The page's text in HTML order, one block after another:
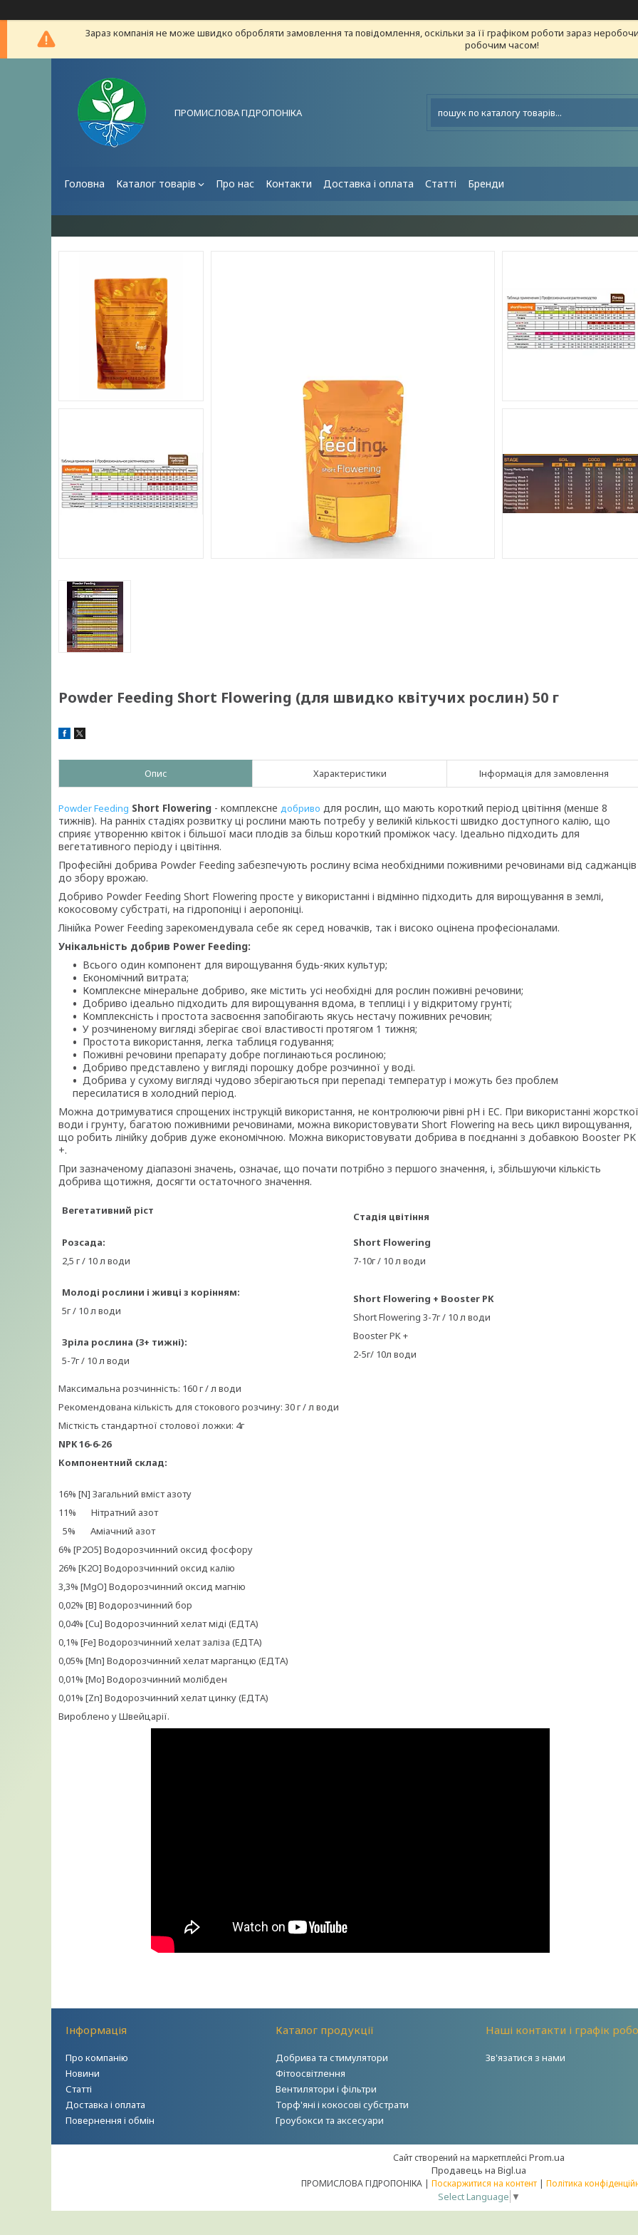
Зараз компанія не може швидко обробляти замовлення та повідомлення, оскільки за її графіком роботи зараз
робочим часом!
ПРОМИСЛОВА ГІДРОПОНІКА
Головна Каталог товарів Про нас Контакти Доставка і оплата Статті Бренди
Powder Feeding Short Flowering (для швидко квітучих рослин) 50 г
Опис Характеристики Інформація для замовлення
Powder Feeding Short Flowering - комплексне добриво для рослин, що мають короткий період цвітіння (менше 8
тижнів). На ранніх стадіях розвитку ці рослини мають потребу у великій кількості швидко доступного калію, що
сприяє утворенню квіток і більшої маси плодів за більш короткий проміжок часу. Ідеально підходить для
вегетативного періоду і цвітіння.
Професійні добрива Powder Feeding забезпечують рослину всіма необхідними поживними речовинами від саджанців
до збору врожаю.
Добриво Powder Feeding Short Flowering просте у використанні і відмінно підходить для вирощування в землі,
кокосовому субстраті, на гідропоніці і аеропоніці.
Лінійка Power Feeding зарекомендувала себе як серед новачків, так і високо оцінена професіоналами.
Унікальність добрив Power Feeding:
Всього один компонент для вирощування будь-яких культур;
Економічний витрата;
Комплексне мінеральне добриво, яке містить усі необхідні для рослин поживні речовини;
Добриво ідеально підходить для вирощування вдома, в теплиці і у відкритому грунті;
Комплексність і простота засвоєння запобігають якусь нестачу поживних речовин;
У розчиненому вигляді зберігає свої властивості протягом 1 тижня;
Простота використання, легка таблиця годування;
Поживні речовини препарату добре поглинаються рослиною;
Добриво представлено у вигляді порошку добре розчинної у воді.
Добрива у сухому вигляді чудово зберігаються при перепаді температур і можуть без проблем
пересилатися в холодний період.
Можна дотримуватися спрощених інструкцій використання, не контролюючи рівні pH і EC. При використанні жорсткої
води і грунту, багатою поживними речовинами, можна використовувати Short Flowering на весь цикл вирощування,
що робить лінійку добрив дуже економічною. Можна використовувати добрива в поєднанні з добавкою Booster PK
+.
При зазначеному діапазоні значень, означає, що почати потрібно з першого значення, і, збільшуючи кількість
добрива щотижня, досягти остаточного значення.
Вегетативний ріст
Стадія цвітіння
Розсада:
2,5 г / 10 л води
Short Flowering
7-10г / 10 л води
Молоді рослини і живці з корінням:
5г / 10 л води
Short Flowering + Booster PK
Short Flowering 3-7г / 10 л води
Booster PK +
2-5г/ 10л води
Зріла рослина (3+ тижні):
5-7г / 10 л води
Максимальна розчинність: 160 г / л води
Рекомендована кількість для стокового розчину: 30 г / л води
Місткість стандартної столової ложки: 4г
NPK 16-6-26
Компонентний склад:
16% [N] Загальний вміст азоту
11% Нітратний азот
5% Аміачний азот
6% [P2O5] Водорозчинний оксид фосфору
26% [K2O] Водорозчинний оксид калію
3,3% [MgO] Водорозчинний оксид магнію
0,02% [B] Водорозчинний бор
0,04% [Cu] Водорозчинний хелат міді (ЕДТА)
0,1% [Fe] Водорозчинний хелат заліза (ЕДТА)
0,05% [Mn] Водорозчинний хелат марганцю (ЕДТА)
0,01% [Мо] Водорозчинний молібден
0,01% [Zn] Водорозчинний хелат цинку (ЕДТА)
Вироблено у Швейцарії.
Інформація
Про компанію
Новини
Статті
Доставка і оплата
Повернення і обмін
Каталог продукції
Добрива та стимулятори
Фітоосвітлення
Вентилятори і фільтри
Торф'яні і кокосові субстрати
Гроубокси та аксесуари
Наші контакти і графік
Зв'язатися з нами
Сайт створений на маркетплейсі Prom.ua
Продавець на Bigl.ua
ПРОМИСЛОВА ГІДРОПОНІКА | Поскаржитися на контент | Політика
Select Language ▼